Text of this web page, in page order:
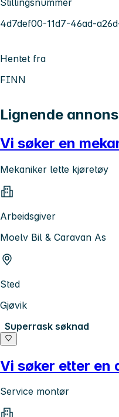
4d7def00-11d7-46ad-
Hentet fra
FINN
Lignende
Vi søker en
Mekaniker lette kjøretøy
Arbeidsgiver
Moelv Bil & Caravan As
Sted
Gjøvik
Superrask søknad
Vi søker etter en
Service montør